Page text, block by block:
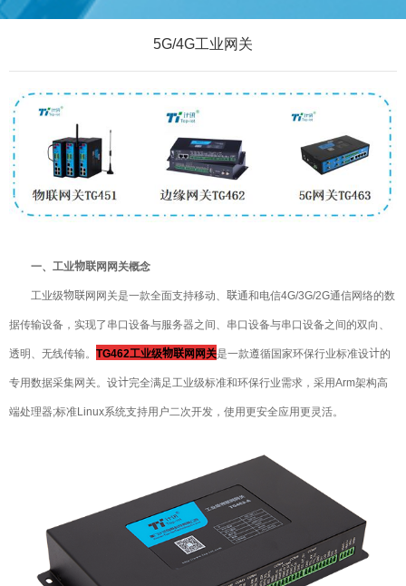
5G/4G工业网关
一、工业物联网网关概念
工业级物联网网关是一款全面支持移动、联通和电信4G/3G/2G通信网络的数
据传输设备，实现了串口设备与服务器之间、串口设备与串口设备之间的双向、
透明、无线传输。 TG462工业级物联网网关是一款遵循国家环保行业标准设计的
专用数据采集网关。设计完全满足工业级标准和环保行业需求，采用Arm架构高
端处理器;标准Linux系统支持用户二次开发，使用更安全应用更灵活。